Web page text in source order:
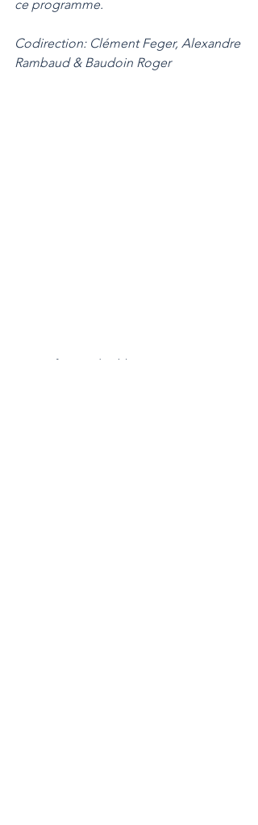
ce programme.
Codirection: Clément Feger, Alexandre
Rambaud & Baudoin Roger
Reporting/finance durable